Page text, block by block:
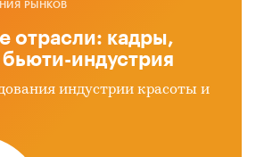
РЫНКОВ
отрасли: кадры,
индустрия
индустрии красоты и